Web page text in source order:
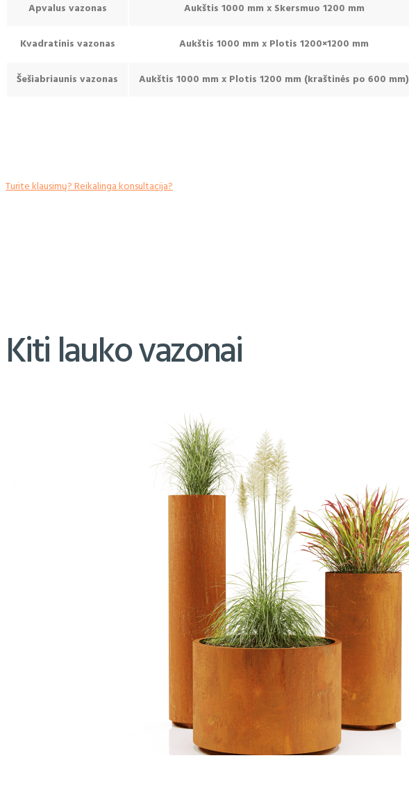
Apvalus vazonas Aukštis 1000 mm x Skersmuo 1200 mm
Kvadratinis vazonas Aukštis 1000 mm x Plotis 1200×1200 mm
Šešiabriaunis vazonas Aukštis 1000 mm x Plotis 1200 mm (kraštinės po 600 mm)
Turite klausimų? Reikalinga konsultacija?
Kiti lauko vazonai